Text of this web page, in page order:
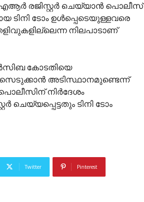
രജിസ്റ്റർ ചെയ്യാൻ പൊലീസ്
ടോം ഉൾപ്പെടെയുള്ളവരെ
നിലപാടാണ്
കോടതിയെ
അടിസ്ഥാനമുണ്ടെന്ന്
നിർദേശം
ടിനി ടോം
Twitter Pinterest